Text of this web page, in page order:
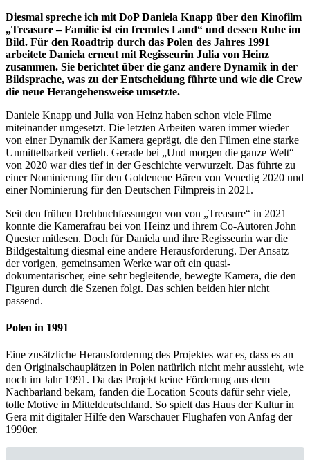
Diesmal spreche ich mit DoP Daniela Knapp über den Kinofilm
„Treasure – Familie ist ein fremdes Land“ und dessen Ruhe im
Bild. Für den Roadtrip durch das Polen des Jahres 1991
arbeitete Daniela erneut mit Regisseurin Julia von Heinz
zusammen. Sie berichtet über die ganz andere Dynamik in der
Bildsprache, was zu der Entscheidung führte und wie die Crew
die neue Herangehensweise umsetzte.
Daniele Knapp und Julia von Heinz haben schon viele Filme
miteinander umgesetzt. Die letzten Arbeiten waren immer wieder
von einer Dynamik der Kamera geprägt, die den Filmen eine starke
Unmittelbarkeit verlieh. Gerade bei „Und morgen die ganze Welt“
von 2020 war dies tief in der Geschichte verwurzelt. Das führte zu
einer Nominierung für den Goldenene Bären von Venedig 2020 und
einer Nominierung für den Deutschen Filmpreis in 2021.
Seit den frühen Drehbuchfassungen von von „Treasure“ in 2021
konnte die Kamerafrau bei von Heinz und ihrem Co-Autoren John
Quester mitlesen. Doch für Daniela und ihre Regisseurin war die
Bildgestaltung diesmal eine andere Herausforderung. Der Ansatz
der vorigen, gemeinsamen Werke war oft ein quasi-
dokumentarischer, eine sehr begleitende, bewegte Kamera, die den
Figuren durch die Szenen folgt. Das schien beiden hier nicht
passend.
Polen in 1991
Eine zusätzliche Herausforderung des Projektes war es, dass es an
den Originalschauplätzen in Polen natürlich nicht mehr aussieht, wie
noch im Jahr 1991. Da das Projekt keine Förderung aus dem
Nachbarland bekam, fanden die Location Scouts dafür sehr viele,
tolle Motive in Mitteldeutschland. So spielt das Haus der Kultur in
Gera mit digitaler Hilfe den Warschauer Flughafen von Anfag der
1990er.